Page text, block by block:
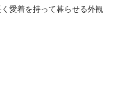
愛着を持って暮らせる外観